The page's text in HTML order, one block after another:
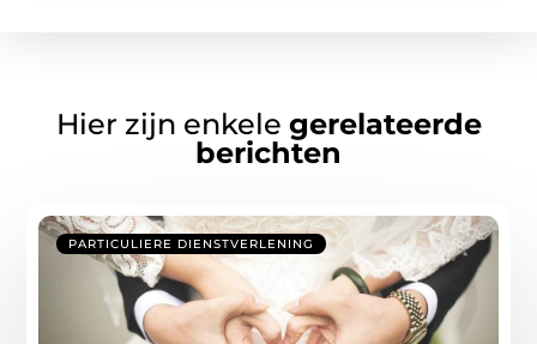
Hier zijn enkele gerelateerde
berichten
PARTICULIERE DIENSTVERLENING